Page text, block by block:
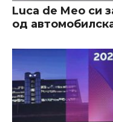
Luca de Meo си
од